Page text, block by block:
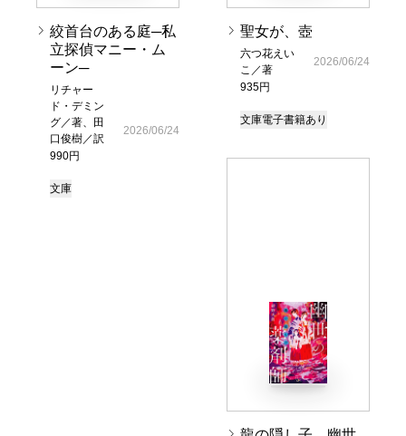
絞首台のある庭─私
立探偵マニー・ム
ーン─
リチャー
ド・デミン
グ／著、田
口俊樹／訳
990円
2026/06/24
文庫
聖女が、壺
六つ花えい
こ／著
935円
2026/06/24
文庫電子書籍あり